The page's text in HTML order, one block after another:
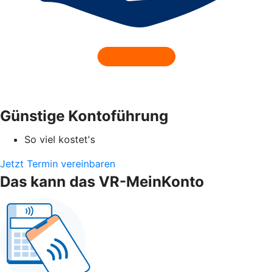
Günstige Kontoführung
So viel kostet's
Jetzt Termin vereinbaren
Das kann das VR-MeinKonto